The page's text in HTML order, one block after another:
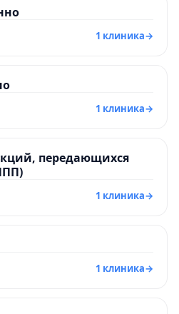
1 клиника→
1 клиника→
передающихся
1 клиника→
1 клиника→